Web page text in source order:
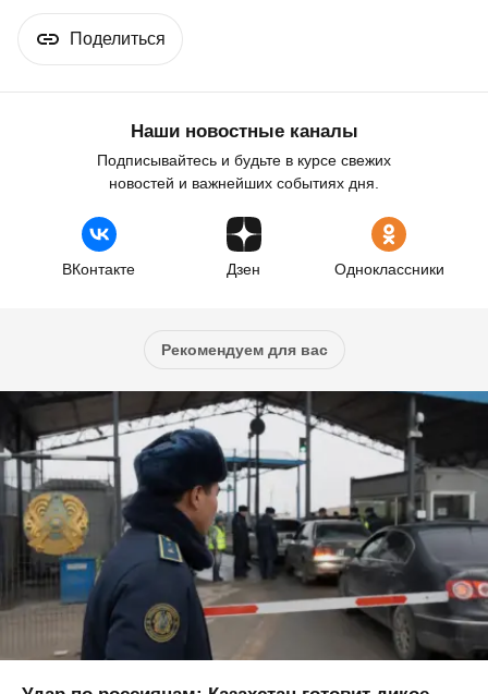
Поделиться
Наши новостные каналы
Подписывайтесь и будьте в курсе свежих
новостей и важнейших событиях дня.
ВКонтакте Дзен Одноклассники
Рекомендуем для вас